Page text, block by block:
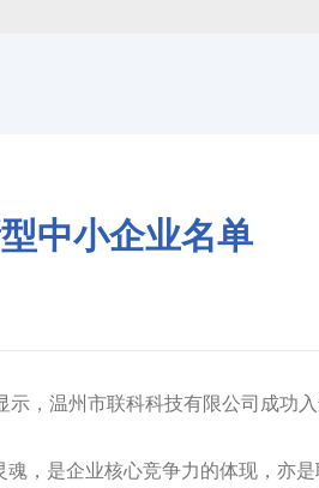
中小企业名单
，温州市联科科技有限公司成功
，是企业核心竞争力的体现，亦